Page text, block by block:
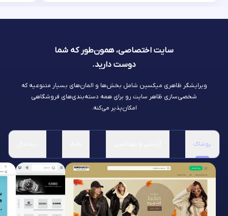
سایت اختصاصی، همون‌طور که شما
دوست دارید.
ویرایشگر ظاهری میکسین شامل بخش‌ها و المان‌های بسیار متنوعیه که
شخصی‌سازی ظاهر سایت رو برای همه دسته‌بندی‌های فروشگاهی
امکان‌پذیر می‌کنه.
پوشاک